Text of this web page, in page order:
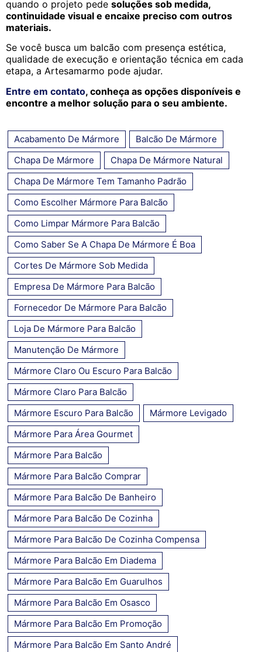
quando o projeto pede soluções sob medida,
continuidade visual e encaixe preciso com outros
materiais.
Se você busca um balcão com presença estética,
qualidade de execução e orientação técnica em cada
etapa, a Artesamarmo pode ajudar.
Entre em contato, conheça as opções disponíveis e
encontre a melhor solução para o seu ambiente.
Acabamento De Mármore
Balcão De Mármore
Chapa De Mármore
Chapa De Mármore Natural
Chapa De Mármore Tem Tamanho Padrão
Como Escolher Mármore Para Balcão
Como Limpar Mármore Para Balcão
Como Saber Se A Chapa De Mármore É Boa
Cortes De Mármore Sob Medida
Empresa De Mármore Para Balcão
Fornecedor De Mármore Para Balcão
Loja De Mármore Para Balcão
Manutenção De Mármore
Mármore Claro Ou Escuro Para Balcão
Mármore Claro Para Balcão
Mármore Escuro Para Balcão
Mármore Levigado
Mármore Para Área Gourmet
Mármore Para Balcão
Mármore Para Balcão Comprar
Mármore Para Balcão De Banheiro
Mármore Para Balcão De Cozinha
Mármore Para Balcão De Cozinha Compensa
Mármore Para Balcão Em Diadema
Mármore Para Balcão Em Guarulhos
Mármore Para Balcão Em Osasco
Mármore Para Balcão Em Promoção
Mármore Para Balcão Em Santo André